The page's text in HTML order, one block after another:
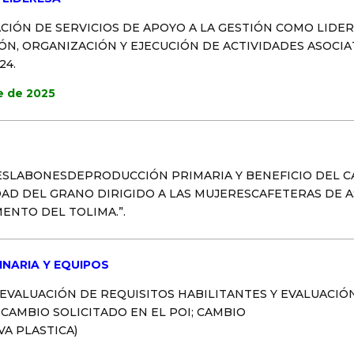
DE SERVICIOS DE APOYO A LA GESTIÓN COMO
ORGANIZACIÓN Y EJECUCIÓN DE ACTIVIDADES
de 2025
PRIMARIA Y BENEFICIO DEL
DEL GRANO DIRIGIDO A LAS MUJERESCAFETERAS DE
DEL TOLIMA.”.
Y EQUIPOS
DE REQUISITOS HABILITANTES Y
SOLICITADO EN EL POI; CAMBIO
PLASTICA)